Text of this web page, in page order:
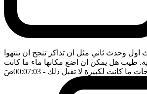
وحدث ثاني مثل ان تذاكر تنجح ان ينتهوا
طيب هل يمكن ان اضع مكانها ماء ما كانت
ما كانت لكبيرة لا تقبل ذلك - 00:07:03 ضَ